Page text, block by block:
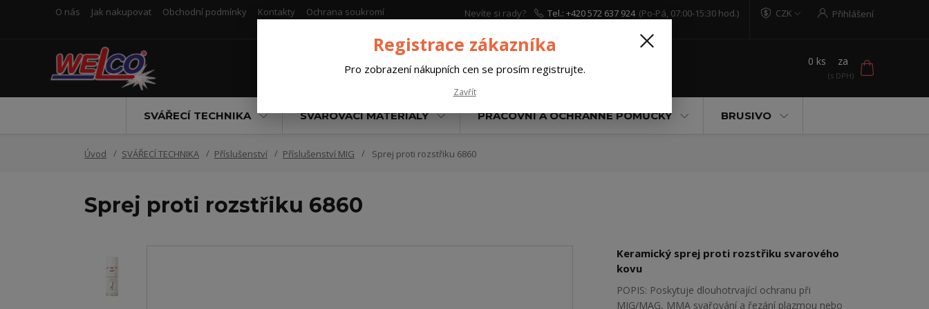
O nás Jak nakupovat Obchodní podmínky Kontakty Ochrana soukromí CZK Přihlášení
Nevíte si rady?
Tel.: +420 572 637 924 (Po-Pá, 07:00-15:30 hod.)
0 ks za
SVÁŘECÍ TECHNIKA SVAŘOVACÍ MATERIÁLY PRACOVNÍ A OCHRANNÉ POMŮCKY BRUSIVO
Úvod SVÁŘECÍ TECHNIKA Příslušenství Příslušenství MIG Sprej proti rozstřiku 6860
Sprej proti rozstřiku 6860
Keramický sprej proti rozstřiku svarového
kovu
POPIS: Poskytuje dlouhotrvající ochranu při
MIG/MAG, MMA svařování a řezání plazmou nebo
Registrace zákazníka
Pro zobrazení nákupních cen se prosím registrujte.
Zavřít